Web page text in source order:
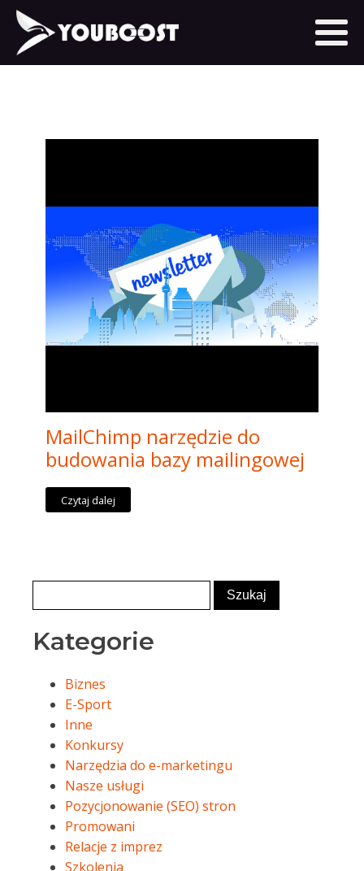
MailChimp narzędzie do
budowania bazy mailingowej
Czytaj dalej
Kategorie
Biznes
E-Sport
Inne
Konkursy
Narzędzia do e-marketingu
Nasze usługi
Pozycjonowanie (SEO) stron
Promowani
Relacje z imprez
Szkolenia